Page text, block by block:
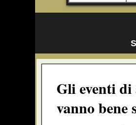
Gli eventi
vanno bene